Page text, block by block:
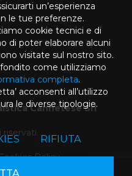
Cannetese Srl
riservati
Policy
un’esperienza
le tue preferenze.
cookie tecnici e di
di poter elaborare alcuni
visitate sul nostro sito.
come utilizziamo
completa.
acconsenti all’utilizzo
le diverse tipologie.
RIFIUTA